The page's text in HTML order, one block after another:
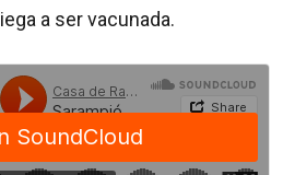
a ser vacunada.